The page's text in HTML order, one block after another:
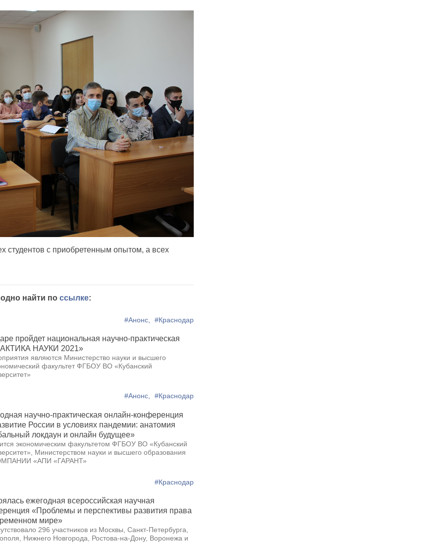
с приобретенным опытом, а всех
найти по ссылке:
#Анонс, #Краснодар
пройдет национальная научно-практическая
НАУКИ 2021»
являются Министерство науки и высшего
факультет ФГБОУ ВО «Кубанский
#Анонс, #Краснодар
научно-практическая онлайн-конференция
России в условиях пандемии: анатомия
локдаун и онлайн будущее»
экономическим факультетом ФГБОУ ВО «Кубанский
Министерством науки и высшего образования
«АПИ «ГАРАНТ»
#Краснодар
ежегодная всероссийская научная
«Проблемы и перспективы развития права
мире»
296 участников из Москвы, Санкт-Петербурга,
Нижнего Новгорода, Ростова-на-Дону, Воронежа и